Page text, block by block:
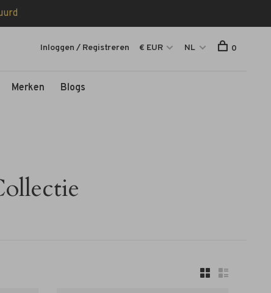
Merken Blogs
Inloggen / Registreren € EUR NL 0